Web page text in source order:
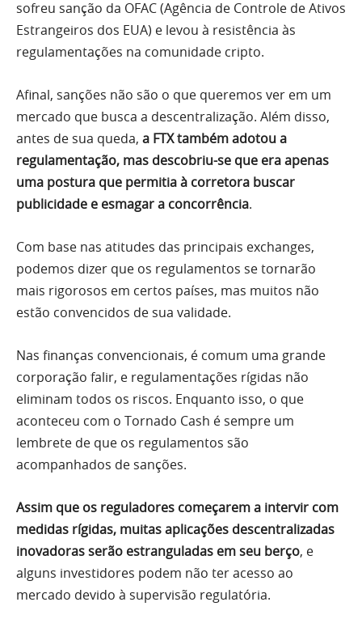
sofreu sanção da OFAC (Agência de Controle de Ativos
Estrangeiros dos EUA) e levou à resistência às
regulamentações na comunidade cripto.
Afinal, sanções não são o que queremos ver em um
mercado que busca a descentralização. Além disso,
antes de sua queda, a FTX também adotou a
regulamentação, mas descobriu-se que era apenas
uma postura que permitia à corretora buscar
publicidade e esmagar a concorrência.
Com base nas atitudes das principais exchanges,
podemos dizer que os regulamentos se tornarão
mais rigorosos em certos países, mas muitos não
estão convencidos de sua validade.
Nas finanças convencionais, é comum uma grande
corporação falir, e regulamentações rígidas não
eliminam todos os riscos. Enquanto isso, o que
aconteceu com o Tornado Cash é sempre um
lembrete de que os regulamentos são
acompanhados de sanções.
Assim que os reguladores começarem a intervir com
medidas rígidas, muitas aplicações descentralizadas
inovadoras serão estranguladas em seu berço, e
alguns investidores podem não ter acesso ao
mercado devido à supervisão regulatória.